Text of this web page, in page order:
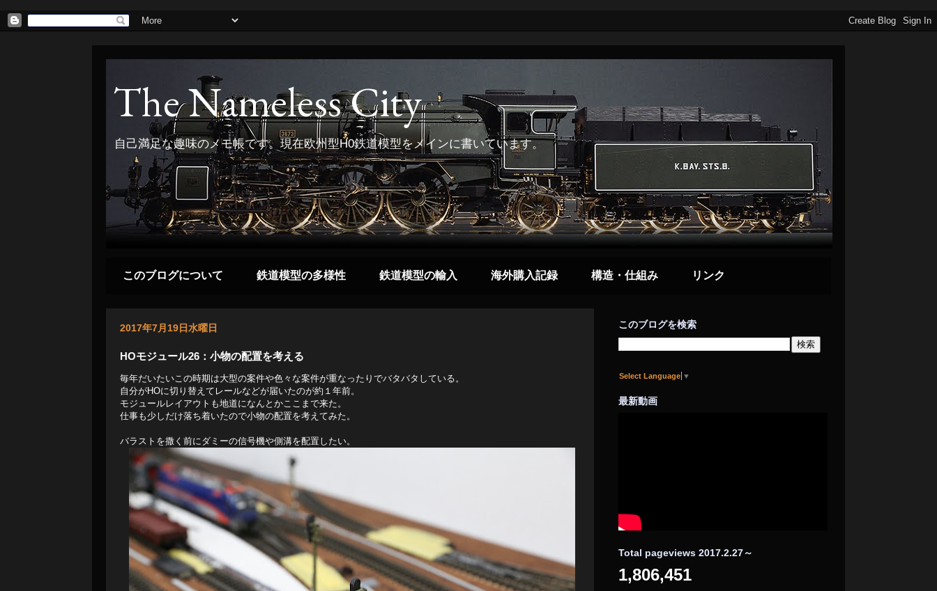
The Nameless City
自己満足な趣味のメモ帳です。現在欧州型H0鉄道模型をメインに書いています。
このブログについて 鉄道模型の多様性 鉄道模型の輸入 海外購入記録 構造・仕組み リンク
2017年7月19日水曜日
HOモジュール26：小物の配置を考える
毎年だいたいこの時期は大型の案件や色々な案件が重なったりでバタバタしている。
自分がHOに切り替えてレールなどが届いたのが約１年前。
モジュールレイアウトも地道になんとかここまで来た。
仕事も少しだけ落ち着いたので小物の配置を考えてみた。
バラストを撒く前にダミーの信号機や側溝を配置したい。
このブログを検索
Select Language ▼
最新動画
Total pageviews 2017.2.27～
1,806,451